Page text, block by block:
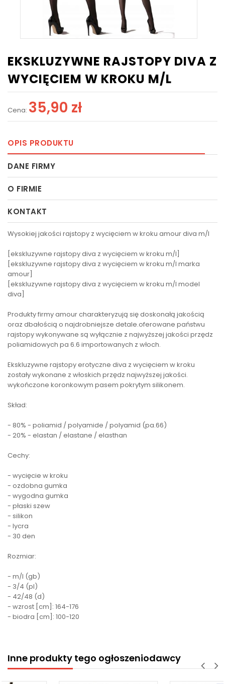
EKSKLUZYWNE RAJSTOPY DIVA Z
WYCIĘCIEM W KROKU M/L
Cena: 35,90 zł
OPIS PRODUKTU
DANE FIRMY
O FIRMIE
KONTAKT
Wysokiej jakości rajstopy z wycięciem w kroku amour diva m/l
[ekskluzywne rajstopy diva z wycięciem w kroku m/l]
[ekskluzywne rajstopy diva z wycięciem w kroku m/l marka
amour]
[ekskluzywne rajstopy diva z wycięciem w kroku m/l model
diva]
Produkty firmy amour charakteryzują się doskonałą jakością
oraz dbałością o najdrobniejsze detale.oferowane państwu
rajstopy wykonywane są wyłącznie z najwyższej jakości przędz
poliamidowych pa 6.6 importowanych z włoch.
Ekskluzywne rajstopy erotyczne diva z wycięciem w kroku
zostały wykonane z włoskich przędz najwyższej jakości.
wykończone koronkowym pasem pokrytym silikonem.
Skład:
- 80% - poliamid / polyamide / polyamid (pa.66)
- 20% - elastan / elastane / elasthan
Cechy:
- wycięcie w kroku
- ozdobna gumka
- wygodna gumka
- płaski szew
- silikon
- lycra
- 30 den
Rozmiar:
- m/l (gb)
- 3/4 (pl)
- 42/48 (d)
- wzrost [cm]: 164-176
- biodra [cm]: 100-120
Inne produkty tego ogłoszeniodawcy